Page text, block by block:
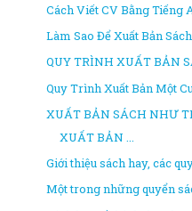
Cách Viết CV Bằng Tiếng
Làm Sao Để Xuất Bản
QUY TRÌNH XUẤT BẢN
Quy Trình Xuất Bản Một
XUẤT BẢN SÁCH NHƯ
XUẤT BẢN ...
Giới thiệu sách hay, các
Một trong những quyển